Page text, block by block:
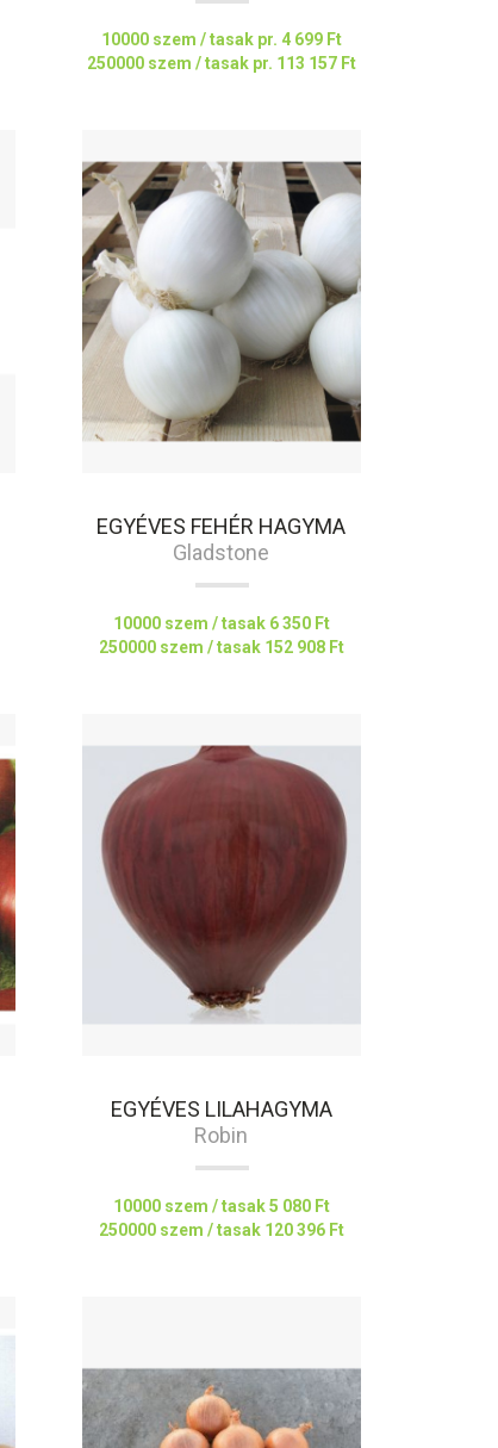
10000 szem / tasak pr. 4 699 Ft
250000 szem / tasak pr. 113 157 Ft
EGYÉVES FEHÉR HAGYMA
Gladstone
10000 szem / tasak 6 350 Ft
250000 szem / tasak 152 908 Ft
EGYÉVES LILAHAGYMA
Robin
10000 szem / tasak5 080 Ft
250000 szem / tasak 120 396 Ft